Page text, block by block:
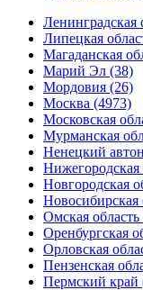
Ленинградская
Липецкая
Магаданская
Марий Эл (38)
Мордовия (26)
Москва (4973)
Московская
Мурманская
Ненецкий
Нижегородская
Новгородская
Новосибирская
Омская область
Оренбургская
Орловская
Пензенская
Пермский край